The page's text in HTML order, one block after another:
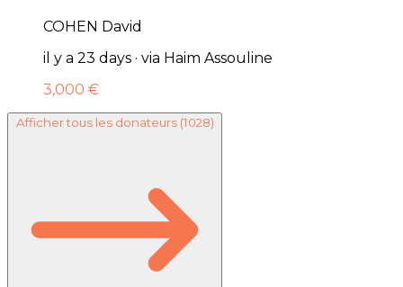
COHEN David
il y a 23 days · via Haim Assouline
3,000 €
Afficher tous les donateurs (1028)